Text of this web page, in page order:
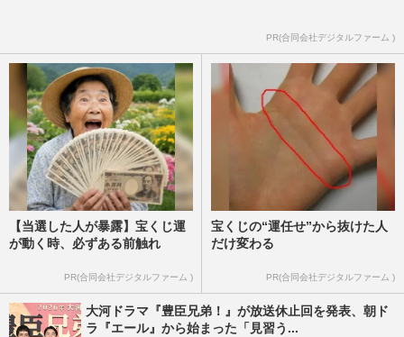
岩手県公式サイトの価値観が古すぎる「婚
活スキルアップ」に批判殺到、担当者に聞
いたページを削除した理由
週刊女性PRIME 2025/10/30
PR(合同会社デジタルファーム )
【当選した人が暴露】宝くじ運
が動く時、必ずある前触れ
PR(合同会社デジタルファーム )
宝くじの“運任せ”から抜けた人
だけ変わる
PR(合同会社デジタルファーム )
大河ドラマ『豊臣兄弟！』が放送休止回を発表、朝ド
ラ『エール』から始まった「見習う...